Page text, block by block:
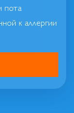
пота
к аллергии